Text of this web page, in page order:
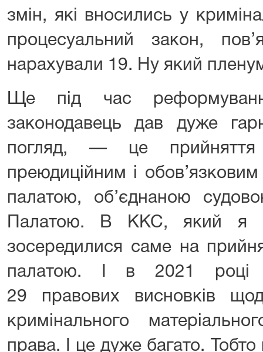
змін, які вносились у
процесуальний закон,
нарахували 19. Ну який
Ще під час
законодавець дав дуже
погляд, — це
преюдиційним і
палатою, об’єднаною
Палатою. В ККС, який я
зосередилися саме на
палатою. І в 2021
29 правових висновків
кримінального
права. І це дуже багато.